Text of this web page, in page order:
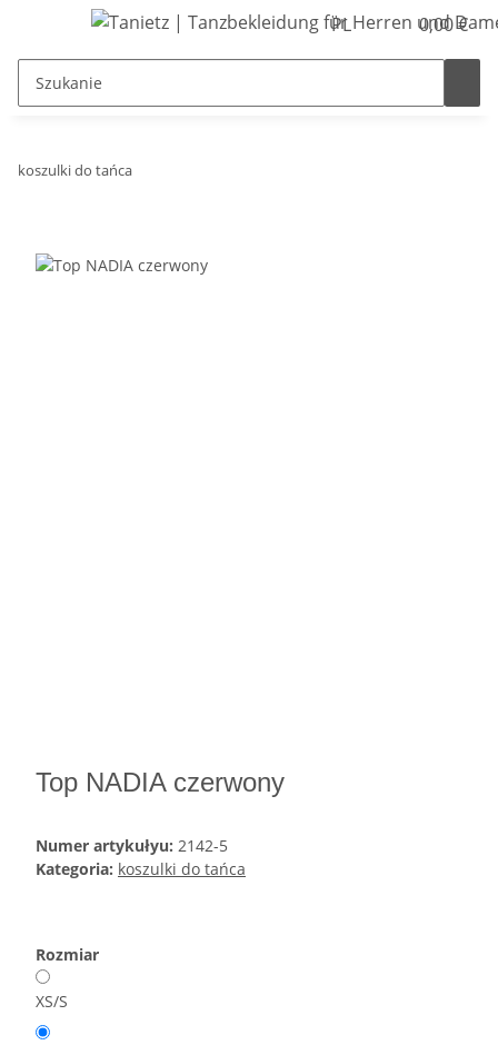
PL 0,00 €
koszulki do tańca
Top NADIA czerwony
Numer artykułyu: 2142-5
Kategoria: koszulki do tańca
Rozmiar
XS/S